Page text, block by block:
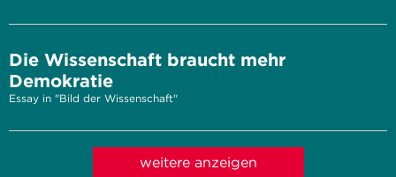
Die Wissenschaft braucht mehr
Demokratie
Essay in "Bild der Wissenschaft"
weitere anzeigen